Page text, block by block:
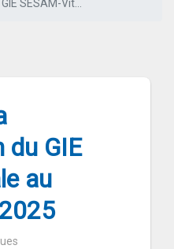
Retour sur la participation du GIE SESAM-Vitale au DEMO DAY 2025
GIE
au